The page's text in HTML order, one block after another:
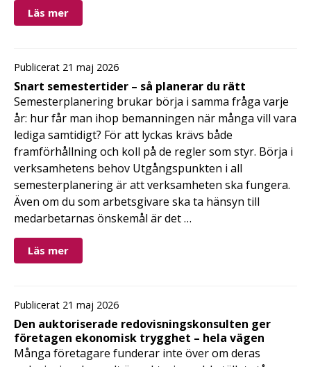
Läs mer
Publicerat 21 maj 2026
Snart semestertider – så planerar du rätt
Semesterplanering brukar börja i samma fråga varje
år: hur får man ihop bemanningen när många vill vara
lediga samtidigt? För att lyckas krävs både
framförhållning och koll på de regler som styr. Börja i
verksamhetens behov Utgångspunkten i all
semesterplanering är att verksamheten ska fungera.
Även om du som arbetsgivare ska ta hänsyn till
medarbetarnas önskemål är det …
Läs mer
Publicerat 21 maj 2026
Den auktoriserade redovisningskonsulten ger
företagen ekonomisk trygghet – hela vägen
Många företagare funderar inte över om deras